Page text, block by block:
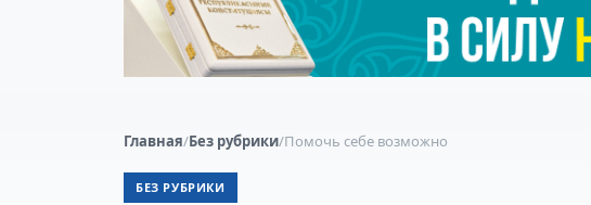
Главная/Без рубрики/Помочь себе возможно
БЕЗ РУБРИКИ